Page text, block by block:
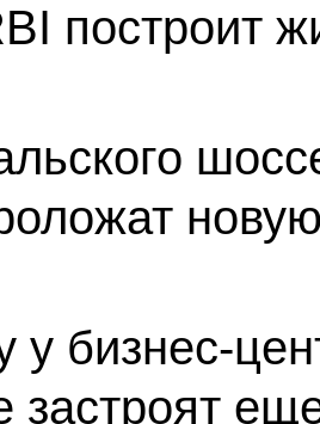
построит
у бизнес-
застроят